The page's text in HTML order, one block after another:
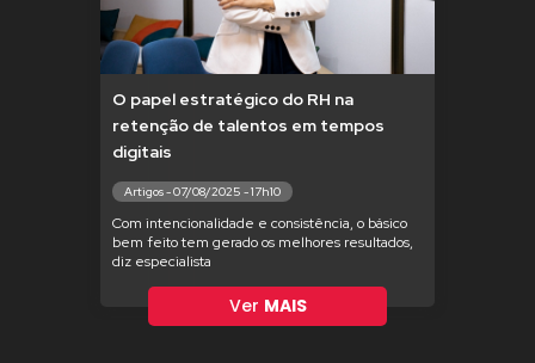
O papel estratégico do RH na
retenção de talentos em tempos
digitais
Artigos - 07/08/2025 - 17h10
Com intencionalidade e consistência, o básico
bem feito tem gerado os melhores resultados,
diz especialista
Ver MAIS